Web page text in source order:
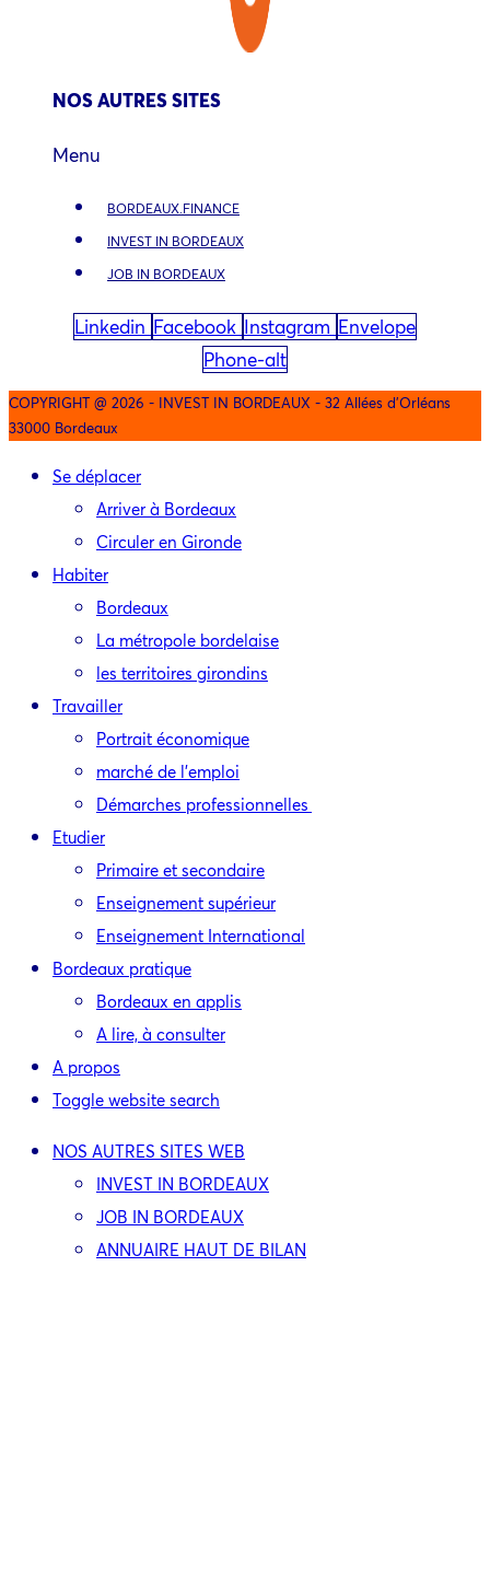
NOS AUTRES SITES
Menu
BORDEAUX.FINANCE
INVEST IN BORDEAUX
JOB IN BORDEAUX
Linkedin Facebook Instagram Envelope
Phone-alt
COPYRIGHT @ 2026 - INVEST IN BORDEAUX - 32 Allées d'Orléans
33000 Bordeaux
Se déplacer
Arriver à Bordeaux
Circuler en Gironde
Habiter
Bordeaux
La métropole bordelaise
les territoires girondins
Travailler
Portrait économique
marché de l’emploi
Démarches professionnelles
Etudier
Primaire et secondaire
Enseignement supérieur
Enseignement International
Bordeaux pratique
Bordeaux en applis
A lire, à consulter
A propos
Toggle website search
NOS AUTRES SITES WEB
INVEST IN BORDEAUX
JOB IN BORDEAUX
ANNUAIRE HAUT DE BILAN